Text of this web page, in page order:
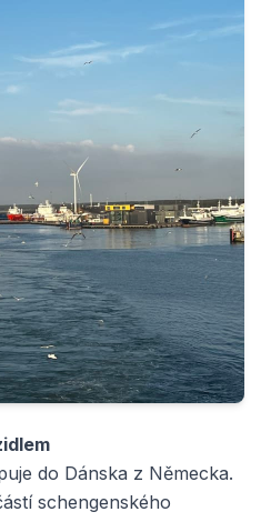
do Dánska z Německa.
schengenského